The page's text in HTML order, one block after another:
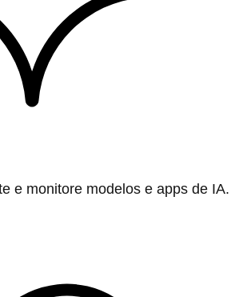
e monitore modelos e apps de IA.